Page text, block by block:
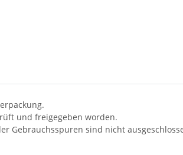
und freigegeben worden.
Gebrauchsspuren sind nicht